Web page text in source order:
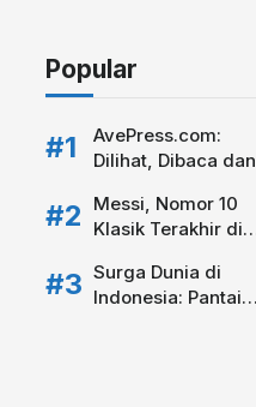
Popular
AvePress.com:
Dilihat, Dibaca dan
Messi, Nomor 10
Klasik Terakhir di
Surga Dunia di
Indonesia: Pantai